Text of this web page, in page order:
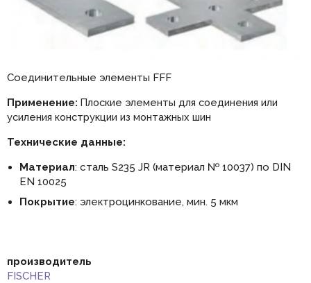
Соединительные элементы FFF
Применение: Плоские элементы для соединения или
усиления конструкции из монтажных шин
Технические данные:
Материал: сталь S235 JR (материал № 10037) по DIN
EN 10025
Покрытие: электроцинкование, мин. 5 мкм
производитель
FISCHER